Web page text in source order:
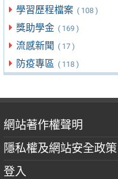
學習歷程檔案 ( 108 )
獎助學金 ( 169 )
流感新聞 ( 17 )
防疫專區 ( 118 )
網站著作權聲明
隱私權及網站安全政策
登入